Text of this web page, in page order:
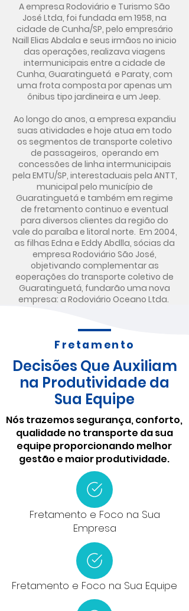
A empresa Rodoviário e Turismo São
José Ltda, foi fundada em 1958, na
cidade de Cunha/SP, pelo empresário
Naill Elias Abdala e seus irmãos no inicio
das operações, realizava viagens
intermunicipais entre a cidade de
Cunha, Guaratinguetá e Paraty, com
uma frota composta por apenas um
ônibus tipo jardineira e um Jeep.
Ao longo do anos, a empresa expandiu
suas atividades e hoje atua em todo
os segmentos de transporte coletivo
de passageiros, operando em
concessões de linha intermunicipais
pela EMTU/SP, interestaduais pela ANTT,
municipal pelo município de
Guaratinguetá e também em regime
de fretamento continuo e eventual
para diversos clientes da região do
vale do paraíba e litoral norte. Em 2004,
as filhas Edna e Eddy Abdlla, sócias da
empresa Rodoviário São José,
objetivando complementar as
eoperações do transporte coletivo de
Guaratinguetá, fundarão uma nova
empresa: a Rodoviário Oceano Ltda.
Fretamento
Decisões Que Auxiliam
na Produtividade da
Sua Equipe
Nós trazemos segurança, conforto,
qualidade no transporte da sua
equipe proporcionando melhor
gestão e maior produtividade.
Fretamento e Foco na Sua
Empresa
Fretamento e Foco na Sua Equipe